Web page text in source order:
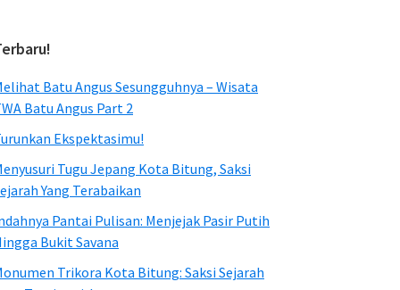
Batu Angus Sesungguhnya – Wisata
Batu Angus Part 2
Ekspektasimu!
Tugu Jepang Kota Bitung, Saksi
Yang Terabaikan
Pantai Pulisan: Menjejak Pasir Putih
Bukit Savana
Trikora Kota Bitung: Saksi Sejarah